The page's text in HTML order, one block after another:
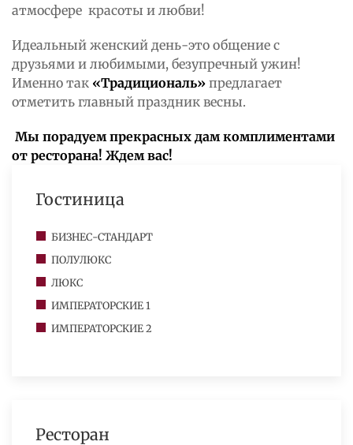
атмосфере красоты и любви!
Идеальный женский день-это общение с
друзьями и любимыми, безупречный ужин!
Именно так «Традициональ» предлагает
отметить главный праздник весны.
Мы порадуем прекрасных дам комплиментами
от ресторана! Ждем вас!
Гостиница
БИЗНЕС-СТАНДАРТ
ПОЛУЛЮКС
ЛЮКС
ИМПЕРАТОРСКИЕ 1
ИМПЕРАТОРСКИЕ 2
Ресторан